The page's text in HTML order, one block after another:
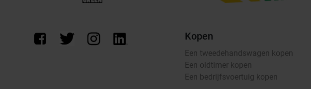
Kopen
Een tweedehandswagen kopen
Een oldtimer kopen
Een bedrijfsvoertuig kopen